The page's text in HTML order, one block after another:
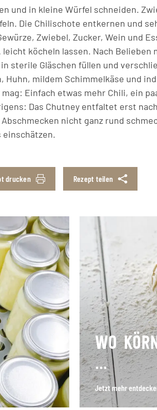
und in kleine Würfel schneiden.
Die Chilischote entkernen und
Zwiebel, Zucker, Wein und
leicht köcheln lassen. Nach
sterile Gläschen füllen und
mildem Schimmelkäse und
Einfach etwas mehr Chili, ein
Das Chutney entfaltet erst
nicht ganz rund
einschätzen.
drucken Rezept teilen
WO
…
Jetzt mehr